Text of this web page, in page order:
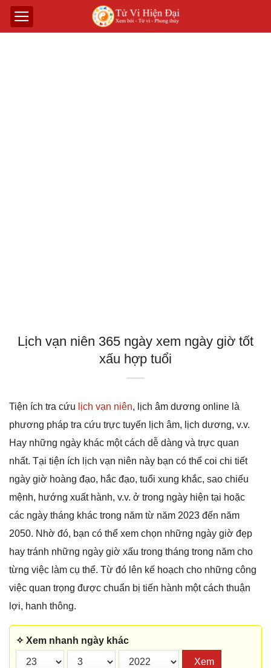
Lịch vạn niên 365 ngày xem ngày giờ tốt
xấu hợp tuổi
Tiện ích tra cứu lịch vạn niên, lịch âm dương online là
phương pháp tra cứu trực tuyến lịch âm, lịch dương, v.v.
Hay những ngày khác một cách dễ dàng và trực quan
nhất. Tại tiện ích lịch vạn niên này bạn có thể coi chi tiết
ngày giờ hoàng đạo, hắc đạo, tuổi xung khắc, sao chiếu
mệnh, hướng xuất hành, v.v. ở trong ngày hiện tại hoặc
các ngày tháng khác trong năm từ năm 2023 đến năm
2050. Nhờ đó, bạn có thể xem chọn những ngày giờ đẹp
hay tránh những ngày giờ xấu trong tháng trong năm cho
từng việc làm cụ thể. Từ đó lên kế hoạch cho những công
việc quan trọng được chuẩn bị tiến hành một cách thuận
lợi, hanh thông.
✧ Xem nhanh ngày khác
Xem